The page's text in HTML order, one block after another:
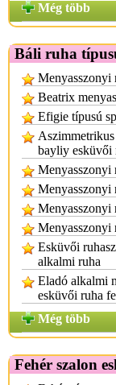
Még több
Báli ruha
Menyasszonyi
Beatrix
Efigie típusú
bayliy esküvői
Menyasszonyi
Menyasszonyi
Menyasszonyi
Menyasszonyi
Esküvői
alkalmi ruha
Eladó alkalmi
esküvői ruha
Még több
Fehér szalon